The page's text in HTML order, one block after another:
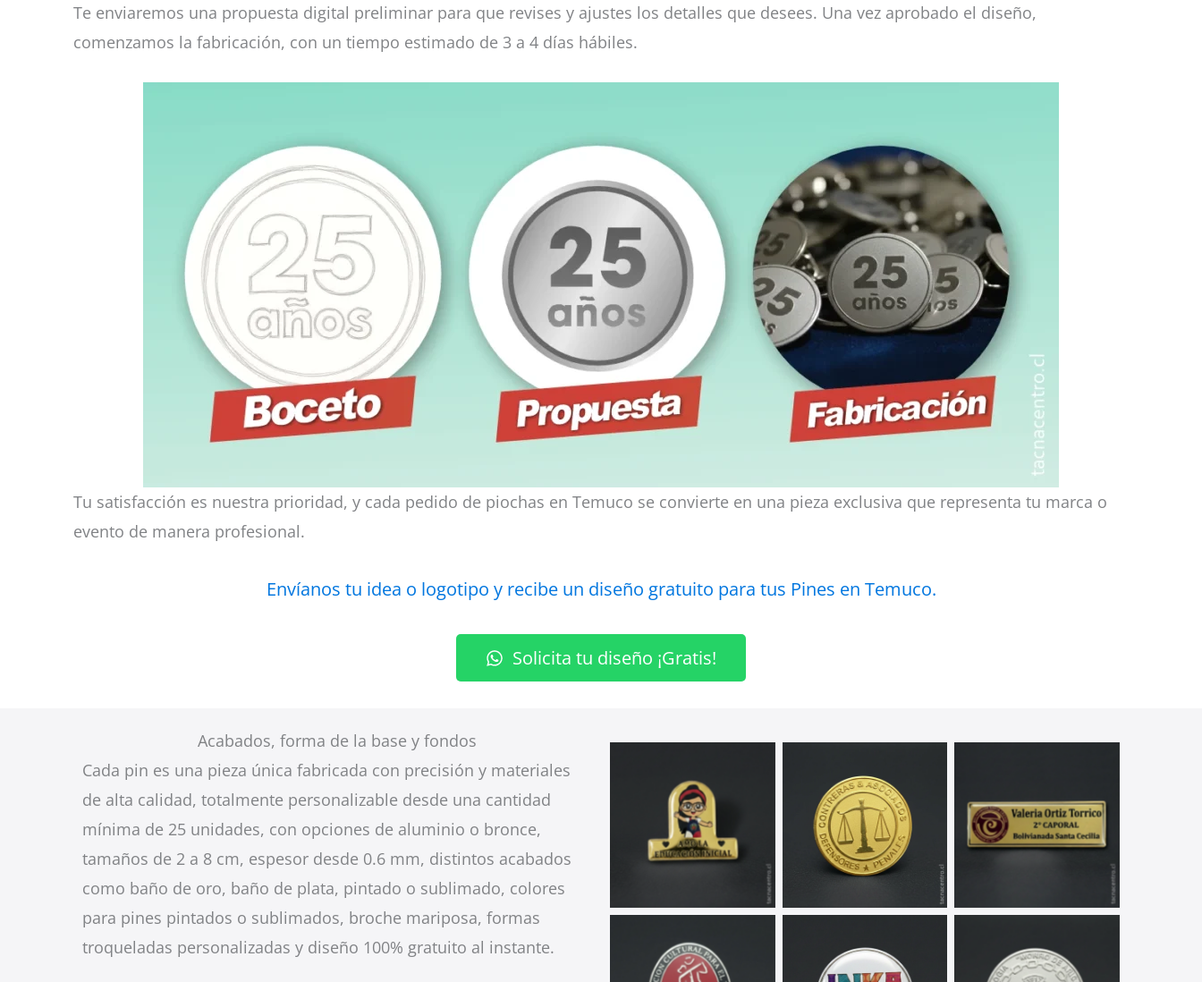
Te enviaremos una propuesta digital preliminar para que revises y ajustes los detalles que desees. Una vez aprobado el diseño,
comenzamos la fabricación, con un tiempo estimado de 3 a 4 días hábiles.
Tu satisfacción es nuestra prioridad, y cada pedido de piochas en Temuco se convierte en una pieza exclusiva que representa tu marca o
evento de manera profesional.
Envíanos tu idea o logotipo y recibe un diseño gratuito para tus Pines en Temuco.
Solicita tu diseño ¡Gratis!
Acabados, forma de la base y fondos
Cada pin es una pieza única fabricada con precisión y materiales
de alta calidad, totalmente personalizable desde una cantidad
mínima de 25 unidades, con opciones de aluminio o bronce,
tamaños de 2 a 8 cm, espesor desde 0.6 mm, distintos acabados
como baño de oro, baño de plata, pintado o sublimado, colores
para pines pintados o sublimados, broche mariposa, formas
troqueladas personalizadas y diseño 100% gratuito al instante.